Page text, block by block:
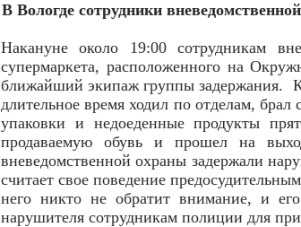
В Вологде сотрудники
Накануне около 19:00 сотрудникам
супермаркета, расположенного на
ближайший экипаж группы задержания.
длительное время ходил по отделам,
упаковки и недоеденные продукты
продаваемую обувь и прошел на
вневедомственной охраны задержали
считает свое поведение
него никто не обратит внимание, и
нарушителя сотрудникам полиции для